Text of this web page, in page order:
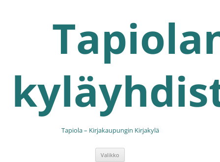
Tapiola – Kirjakaupungin Kirjakylä
Valikko